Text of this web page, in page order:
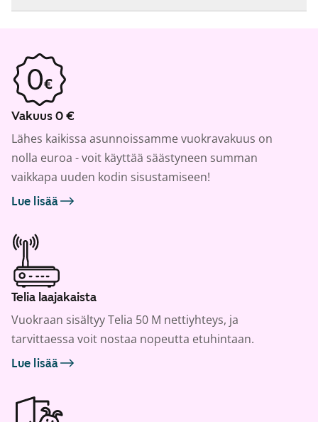
Vakuus 0 €
Lähes kaikissa asunnoissamme vuokravakuus on
nolla euroa - voit käyttää säästyneen summan
vaikkapa uuden kodin sisustamiseen!
Lue lisää
Telia laajakaista
Vuokraan sisältyy Telia 50 M nettiyhteys, ja
tarvittaessa voit nostaa nopeutta etuhintaan.
Lue lisää